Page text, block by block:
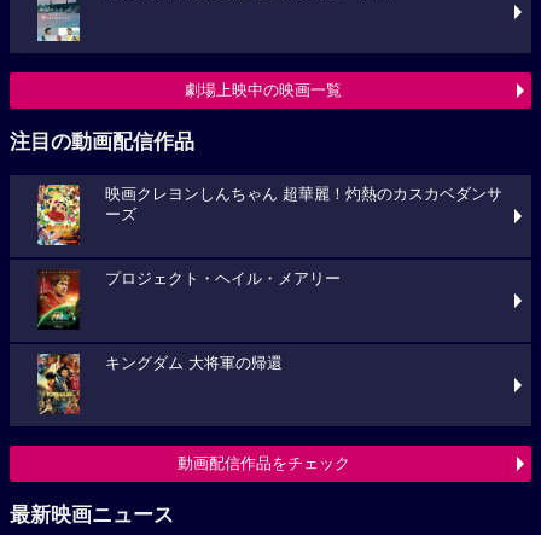
劇場上映中の映画一覧
注目の動画配信作品
映画クレヨンしんちゃん 超華麗！灼熱のカスカベダンサ
ーズ
プロジェクト・ヘイル・メアリー
キングダム 大将軍の帰還
動画配信作品をチェック
最新映画ニュース